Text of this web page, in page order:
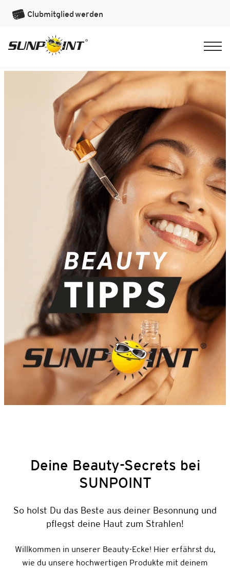
Clubmitgliedwerden
Deine Beauty-Secrets bei
SUNPOINT
So holst Du das Beste aus deiner Besonnung und
pflegst deine Haut zum Strahlen!
Willkommen in unserer Beauty-Ecke! Hier erfährst du,
wie du unsere hochwertigen Produkte mit deinem